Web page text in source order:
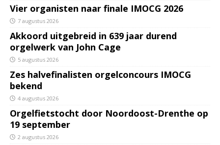
Vier organisten naar finale IMOCG 2026
7 augustus 2026
Akkoord uitgebreid in 639 jaar durend
orgelwerk van John Cage
5 augustus 2026
Zes halvefinalisten orgelconcours IMOCG
bekend
4 augustus 2026
Orgelfietstocht door Noordoost-Drenthe op
19 september
2 augustus 2026